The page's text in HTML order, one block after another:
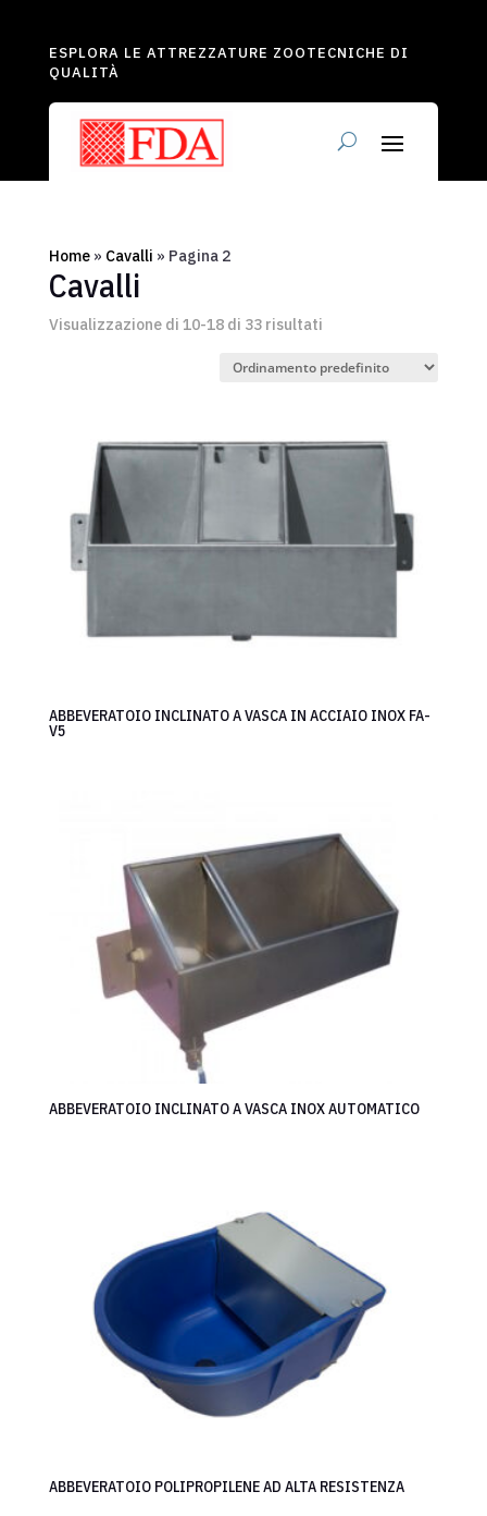
ESPLORA LE ATTREZZATURE ZOOTECNICHE DI
QUALITÀ
Home» Cavalli » Pagina 2
Cavalli
Visualizzazione di 10-18 di 33 risultati
ABBEVERATOIO INCLINATO A VASCA IN ACCIAIO INOX FA-
V5
ABBEVERATOIO INCLINATO A VASCA INOX AUTOMATICO
ABBEVERATOIO POLIPROPILENE AD ALTA RESISTENZA